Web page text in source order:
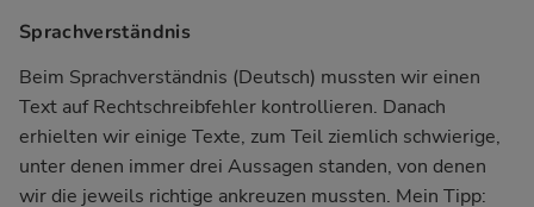
Sprachverständnis
Beim Sprachverständnis (Deutsch) mussten wir einen
Text auf Rechtschreibfehler kontrollieren. Danach
erhielten wir einige Texte, zum Teil ziemlich schwierige,
unter denen immer drei Aussagen standen, von denen
wir die jeweils richtige ankreuzen mussten. Mein Tipp: